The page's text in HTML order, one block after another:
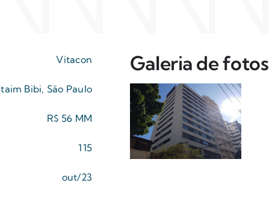
Vitacon
Bibi, São Paulo
R$ 56 MM
115
out/23
Galeria de fotos